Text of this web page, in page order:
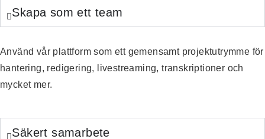
Skapa som ett team
Använd vår plattform som ett gemensamt projektutrymme för
hantering, redigering, livestreaming, transkriptioner och
mycket mer.
Säkert samarbete